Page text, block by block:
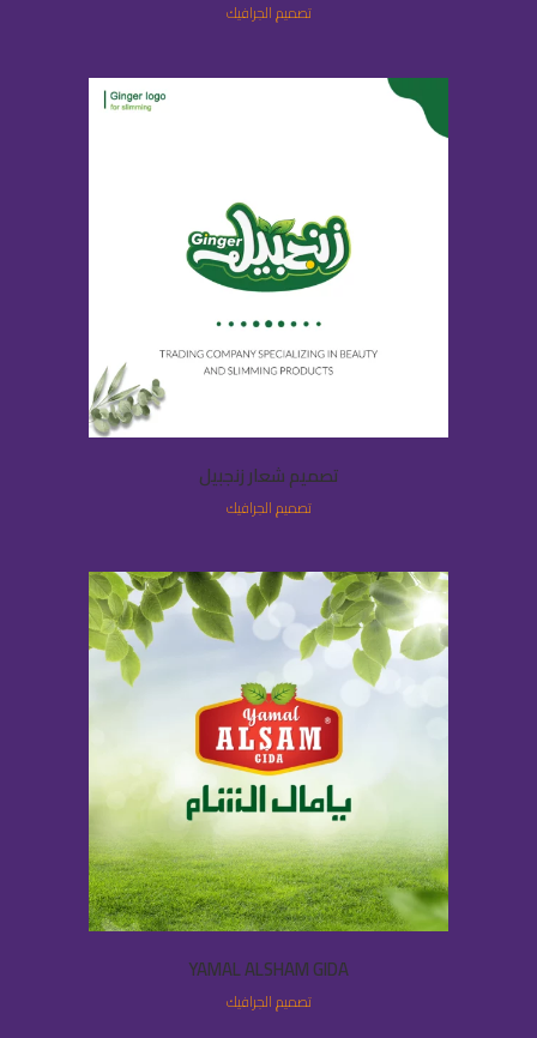
تصميم الجرافيك
تصميم شعار زنجبيل
تصميم الجرافيك
YAMAL ALSHAM GIDA
تصميم الجرافيك